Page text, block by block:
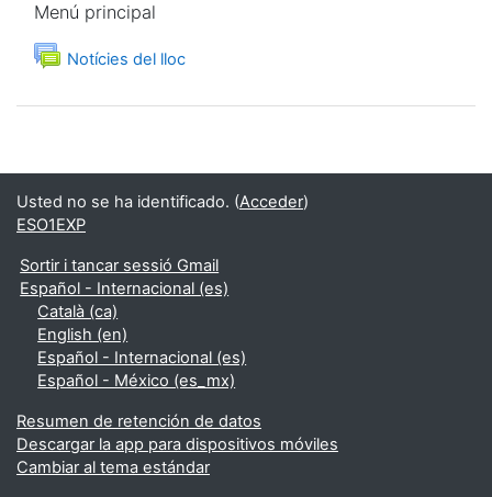
Menú principal
Notícies del llocForo
Usted no se ha identificado. (Acceder)
ESO1EXP
Sortir i tancar sessió Gmail
Español - Internacional ‎(es)‎
Català ‎(ca)‎
English ‎(en)‎
Español - Internacional ‎(es)‎
Español - México ‎(es_mx)‎
Resumen de retención de datos
Descargar la app para dispositivos móviles
Cambiar al tema estándar